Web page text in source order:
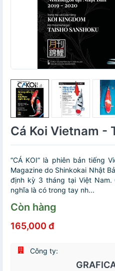
Cá Koi Vietnam -
“CÁ KOI” là phiên bản tiếng
Magazine do Shinkokai Nhật
định kỳ 3 tháng tại Việt Nam.
nghĩa là có trong tay nh...
Còn hàng
165,000 đ
Công ty: